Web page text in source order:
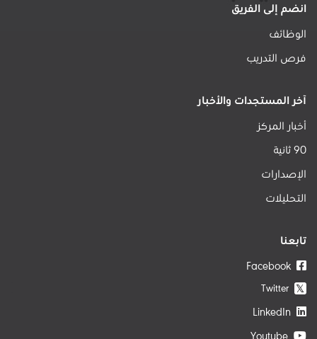
انضم إلى الفريق
الوظائف
فرص التدريب
آخر المستجدات والأخبار
أخبار المركز
90 ثانية
الإصدارات
التحليلات
تابعنا
𝕏
Twitter